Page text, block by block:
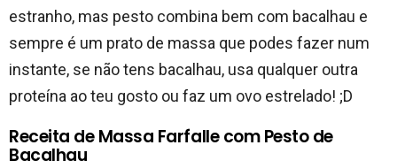
estranho, mas pesto combina bem com bacalhau e
sempre é um prato de massa que podes fazer num
instante, se não tens bacalhau, usa qualquer outra
proteína ao teu gosto ou faz um ovo estrelado! ;D
Receita de Massa Farfalle com Pesto de
Bacalhau